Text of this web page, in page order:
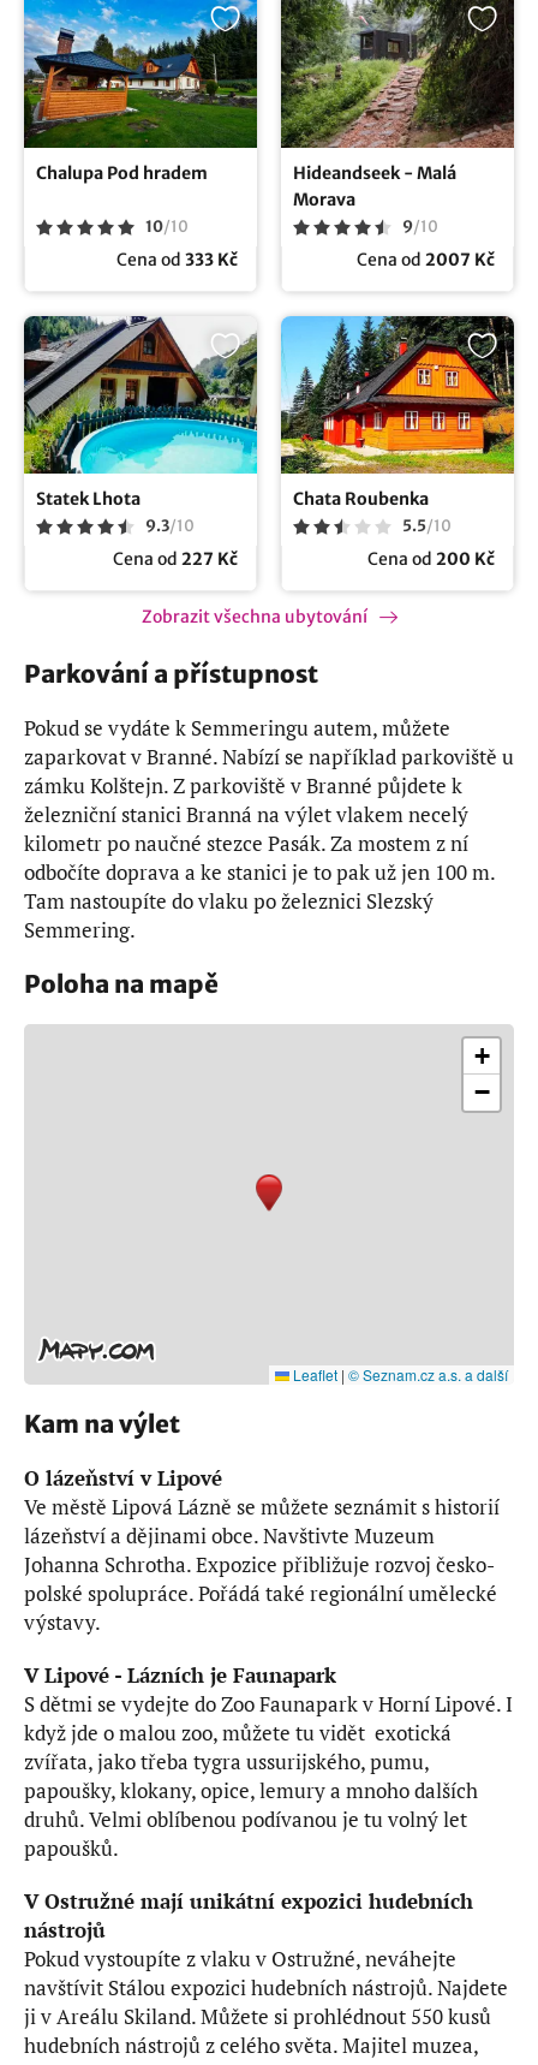
Chalupa Pod hradem
10/10
Cena od 333 Kč
Hideandseek - Malá
Morava
9/10
Cena od 2007 Kč
Statek Lhota
9.3/10
Cena od 227 Kč
Chata Roubenka
5.5/10
Cena od 200 Kč
Zobrazit všechna ubytování
Parkování a přístupnost
Pokud se vydáte k Semmeringu autem, můžete
zaparkovat v Branné. Nabízí se například parkoviště u
zámku Kolštejn. Z parkoviště v Branné půjdete k
železniční stanici Branná na výlet vlakem necelý
kilometr po naučné stezce Pasák. Za mostem z ní
odbočíte doprava a ke stanici je to pak už jen 100 m.
Tam nastoupíte do vlaku po železnici Slezský
Semmering.
Poloha na mapě
+
−
Leaflet | © Seznam.cz a.s. a další
Kam na výlet
O lázeňství v Lipové
Ve městě Lipová Lázně se můžete seznámit s historií
lázeňství a dějinami obce. Navštivte Muzeum
Johanna Schrotha. Expozice přibližuje rozvoj česko-
polské spolupráce. Pořádá také regionální umělecké
výstavy.
V Lipové - Lázních je Faunapark
S dětmi se vydejte do Zoo Faunapark v Horní Lipové. I
když jde o malou zoo, můžete tu vidět exotická
zvířata, jako třeba tygra ussurijského, pumu,
papoušky, klokany, opice, lemury a mnoho dalších
druhů. Velmi oblíbenou podívanou je tu volný let
papoušků.
V Ostružné mají unikátní expozici hudebních
nástrojů
Pokud vystoupíte z vlaku v Ostružné, neváhejte
navštívit Stálou expozici hudebních nástrojů. Najdete
ji v Areálu Skiland. Můžete si prohlédnout 550 kusů
hudebních nástrojů z celého světa. Majitel muzea,